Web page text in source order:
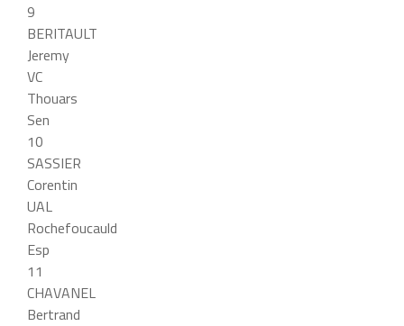
9
BERITAULT
Jeremy
VC
Thouars
Sen
10
SASSIER
Corentin
UAL
Rochefoucauld
Esp
11
CHAVANEL
Bertrand